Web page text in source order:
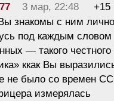
3 мар, 22:48
+15
знакомы с ним
под каждым словом
— такого честного
ккак Вы
не было со времен
измерялась